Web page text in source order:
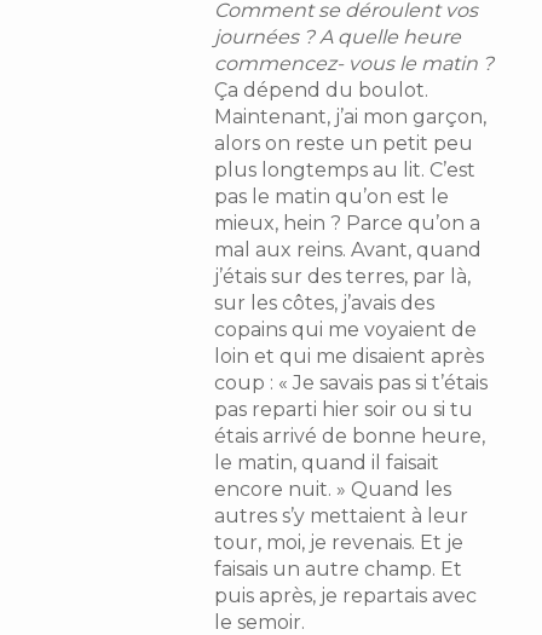
Comment se déroulent vos
journées ? A quelle heure
commencez- vous le matin ?
Ça dépend du boulot.
Maintenant, j’ai mon garçon,
alors on reste un petit peu
plus longtemps au lit. C’est
pas le matin qu’on est le
mieux, hein ? Parce qu’on a
mal aux reins. Avant, quand
j’étais sur des terres, par là,
sur les côtes, j’avais des
copains qui me voyaient de
loin et qui me disaient après
coup : « Je savais pas si t’étais
pas reparti hier soir ou si tu
étais arrivé de bonne heure,
le matin, quand il faisait
encore nuit. » Quand les
autres s’y mettaient à leur
tour, moi, je revenais. Et je
faisais un autre champ. Et
puis après, je repartais avec
le semoir.